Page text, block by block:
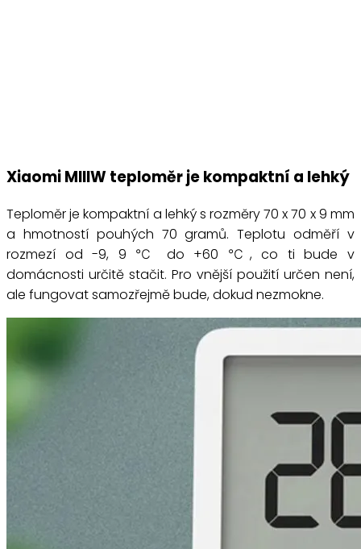
Xiaomi MIIIW teploměr je kompaktní a lehký
Teploměr je kompaktní a lehký s rozměry 70 x 70 x 9 mm
a hmotností pouhých 70 gramů. Teplotu odměří v
rozmezí od -9, 9 ℃ do +60 ℃, co ti bude v
domácnosti určitě stačit. Pro vnější použití určen není,
ale fungovat samozřejmě bude, dokud nezmokne.